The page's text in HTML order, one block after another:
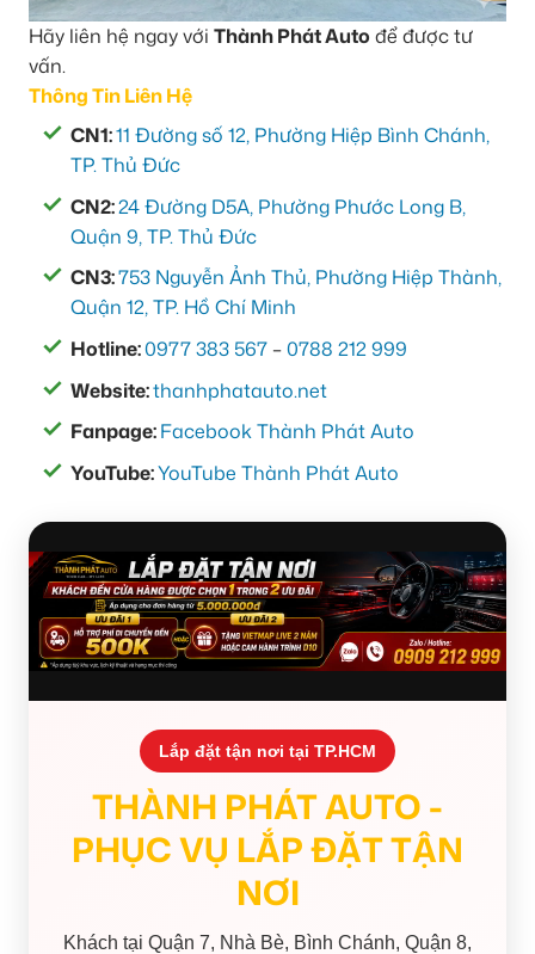
Hãy liên hệ ngay với Thành Phát Auto để được tư
vấn.
Thông Tin Liên Hệ
CN1:11 Đường số 12, Phường Hiệp Bình Chánh,
TP. Thủ Đức
CN2:24 Đường D5A, Phường Phước Long B,
Quận 9, TP. Thủ Đức
CN3:753 Nguyễn Ảnh Thủ, Phường Hiệp Thành,
Quận 12, TP. Hồ Chí Minh
Hotline:0977 383 567 –0788 212 999
Website:thanhphatauto.net
Fanpage:Facebook Thành Phát Auto
YouTube:YouTube Thành Phát Auto
Lắp đặt tận nơi tại TP.HCM
THÀNH PHÁT AUTO -
PHỤC VỤ LẮP ĐẶT TẬN
NƠI
Khách tại Quận 7, Nhà Bè, Bình Chánh, Quận 8,